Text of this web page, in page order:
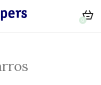
0